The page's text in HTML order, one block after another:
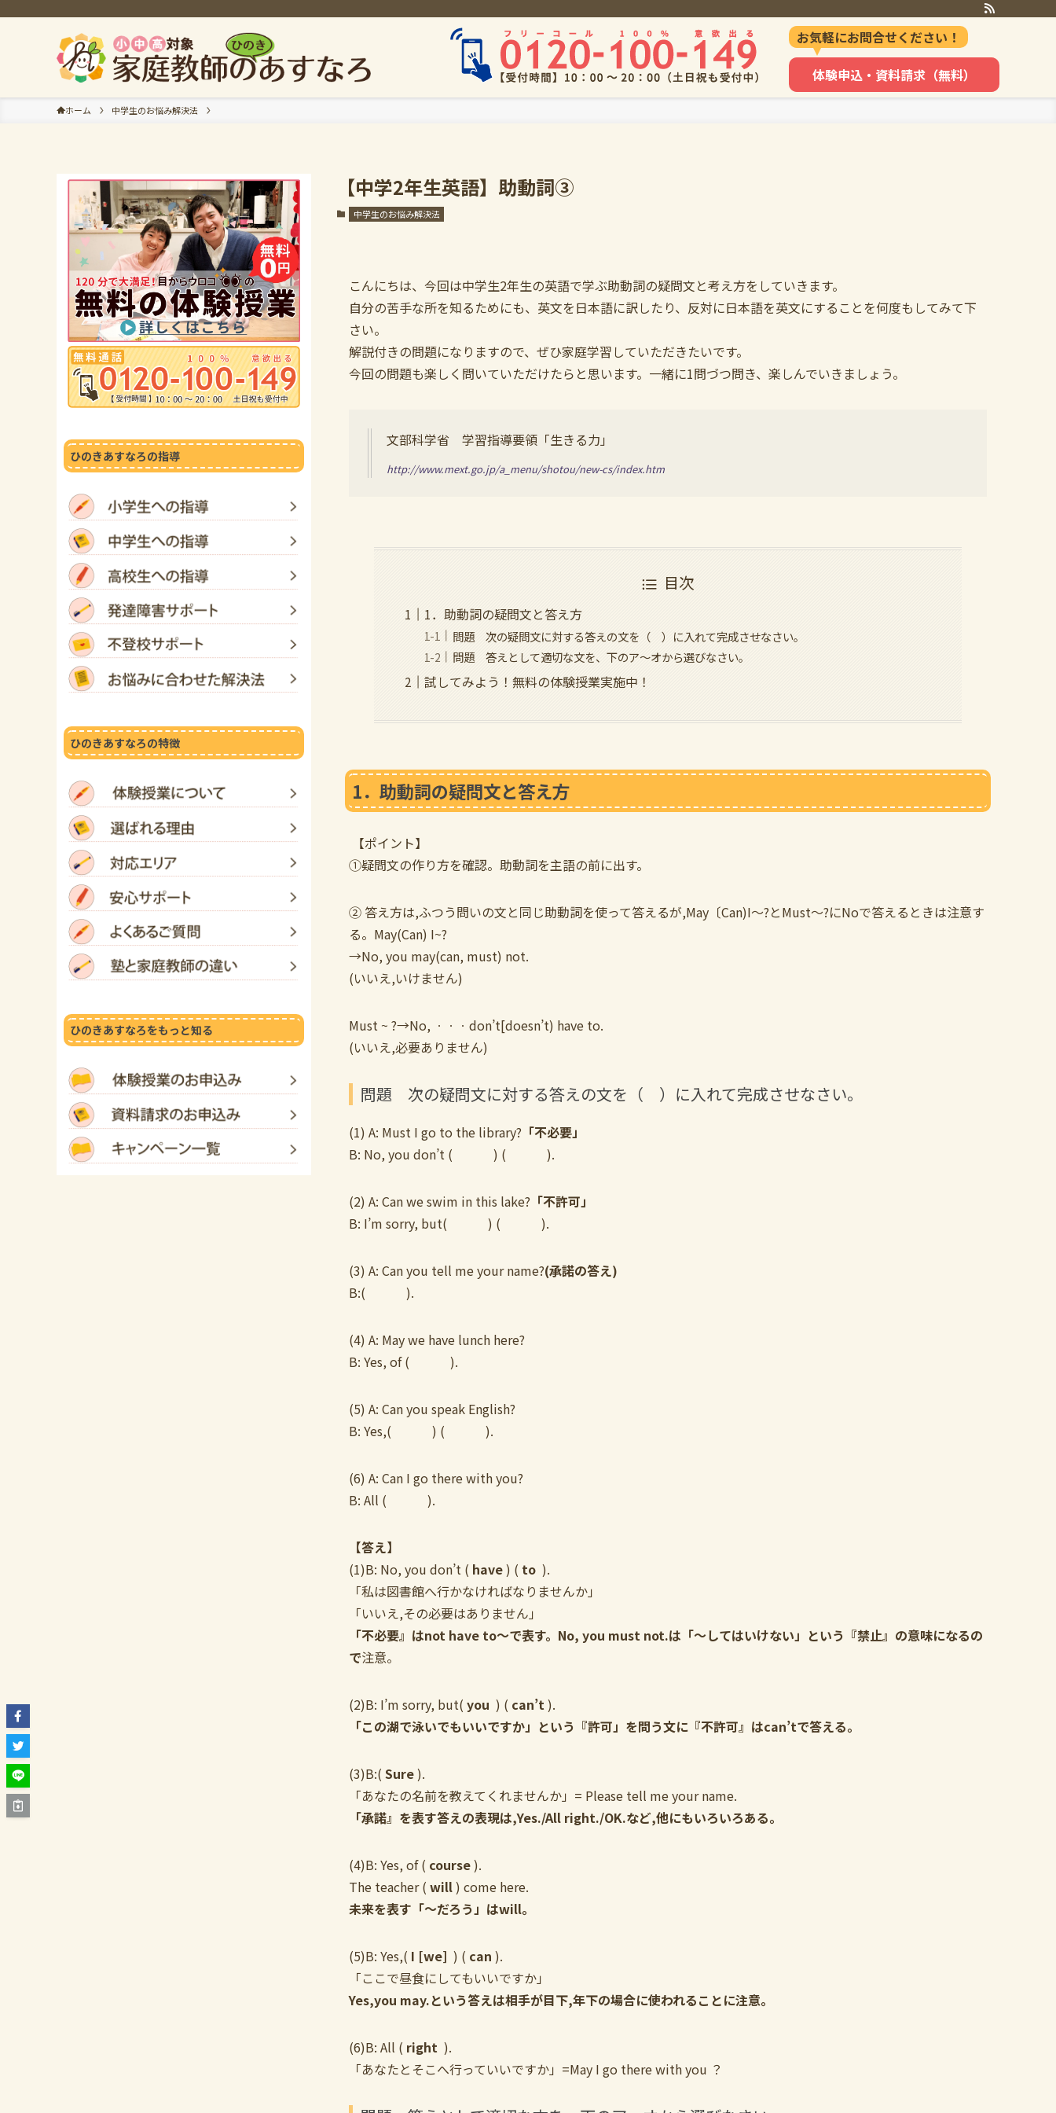
お気軽にお問合せください！
体験申込・資料請求（無料）
ホーム 中学生のお悩み解決法
【中学2年生英語】助動詞③
中学生のお悩み解決法
こんにちは、今回は中学生2年生の英語で学ぶ助動詞の疑問文と考え方をしていきます。
自分の苦手な所を知るためにも、英文を日本語に訳したり、反対に日本語を英文にすることを何度もしてみて下
さい。
解説付きの問題になりますので、ぜひ家庭学習していただきたいです。
今回の問題も楽しく問いていただけたらと思います。一緒に1問づつ問き、楽しんでいきましょう。
文部科学省 学習指導要領「生きる力」
http://www.mext.go.jp/a_menu/shotou/new-cs/index.htm
目次
1．助動詞の疑問文と答え方
問題 次の疑問文に対する答えの文を（ ）に入れて完成させなさい。
問題 答えとして適切な文を、下のア～オから選びなさい。
試してみよう！無料の体験授業実施中！
1．助動詞の疑問文と答え方
【ポイント】
①疑問文の作り方を確認。助動詞を主語の前に出す。
② 答え方は,ふつう問いの文と同じ助動詞を使って答えるが,May〔Can)I〜?とMust〜?にNoで答えるときは注意す
る。May(Can) I~?
→No, you may(can, must) not.
(いいえ,いけません)
Must ~ ?→No, ㆍㆍㆍdon’t[doesn’t) have to.
(いいえ,必要ありません)
問題 次の疑問文に対する答えの文を（ ）に入れて完成させなさい。
(1) A: Must I go to the library? 「不必要」
B: No, you don’t ( ) ( ).
(2) A: Can we swim in this lake? 「不許可」
B: I’m sorry, but( ) ( ).
(3) A: Can you tell me your name?(承諾の答え)
B:( ).
(4) A: May we have lunch here?
B: Yes, of ( ).
(5) A: Can you speak English?
B: Yes,( ) ( ).
(6) A: Can I go there with you?
B: All ( ).
【答え】
(1)B: No, you don’t ( have) ( to ).
「私は図書館へ行かなければなりませんか」
「いいえ,その必要はありません」
「不必要』はnot have to〜で表す。No, you must not.は「〜してはいけない」という『禁止』の意味になるの
で注意。
(2)B: I’m sorry, but( you ) ( can’t).
「この湖で泳いでもいいですか」という『許可」を問う文に『不許可』はcan’tで答える。
(3)B:( Sure).
「あなたの名前を教えてくれませんか」= Please tell me your name.
「承諾』を表す答えの表現は,Yes./All right./OK.など,他にもいろいろある。
(4)B: Yes, of ( course).
The teacher ( will) come here.
未来を表す「〜だろう」はwill。
(5)B: Yes,( I [we] ) ( can ).
「ここで昼食にしてもいいですか」
Yes,you may.という答えは相手が目下,年下の場合に使われることに注意。
(6)B: All ( right ).
「あなたとそこへ行っていいですか」=May I go there with you ？
ひのきあすなろの指導
ひのきあすなろの特徴
ひのきあすなろをもっと知る